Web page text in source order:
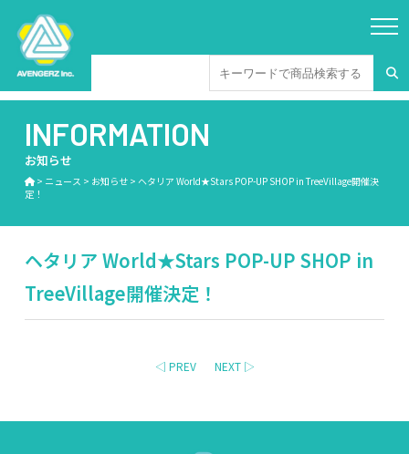
INFORMATION
お知らせ
> ニュース > お知らせ> ヘタリア World★Stars POP-UP SHOP in TreeVillage開催決
定！
ヘタリア World★Stars POP-UP SHOP in
TreeVillage開催決定！
◁ PREV NEXT ▷